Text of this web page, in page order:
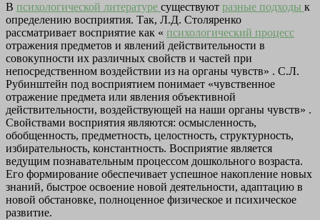
В психологической литературе существуют разные подходы к
определению восприятия. Так, Л.Д. Столяренко
рассматривает восприятие как « психологический процесс
отражения предметов и явлений действительности в
совокупности их различных свойств и частей при
непосредственном воздействии из на органы чувств» . С.Л.
Рубинштейн под восприятием понимает «чувственное
отражение предмета или явления объективной
действительности, воздействующей на наши органы чувств» .
Свойствами восприятия являются: осмысленность,
обобщенность, предметность, целостность, структурность,
избирательность, константность. Восприятие является
ведущим познавательным процессом дошкольного возраста.
Его формирование обеспечивает успешное накопление новых
знаний, быстрое освоение новой деятельности, адаптацию в
новой обстановке, полноценное физическое и психическое
развитие.